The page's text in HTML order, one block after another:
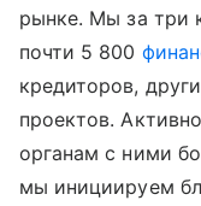
рынке. Мы за три
почти 5 800
кредиторов,
проектов.
органам с ними
мы инициируем